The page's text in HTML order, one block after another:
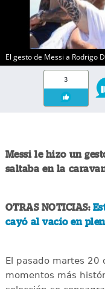
El gesto de Messi a Rodrigo
3
Messi le hizo un
saltaba en la
OTRAS NOTICIAS:
cayó al vacío en
El pasado martes 20
momentos más